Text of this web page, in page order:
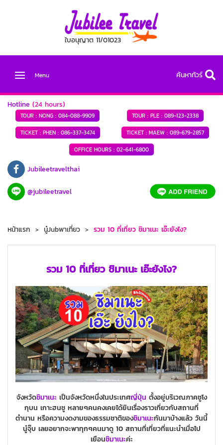
ใบอนุญาต 11/01023
Menu ค้นหาทัวร์
Hotline (24 hours)
TOUR : NONG : 084-088-9909 TOUR : PLE : 089-123-2338
TICKET : PHEN :086-337-3474 TICKET : MAEW : 089-679-2857
OFFICE HOURS : 02-641-6800
Jubileetravelthai
@jubileetravel
หน้าแรก นู๋Jubพาเที่ยว รวม 10 ที่เที่ยว ชิมาเนะ เอ๊ะยังไง?
รวม 10 ที่เที่ยว ชิมาเนะ เอ๊ะยังไง?
จังหวัดชิมาเนะ เป็นจังหวัดหนึ่งในประเทศญี่ปุ่น ตั้งอยู่บริเวณภาคชูโง
กุบน เกาะฮนชู หลายๆคนคงเคยได้ยินเรื่องราวเกี่ยวกับสถานที่
ตำนาน หรือความงดงามของธรรมชาติของชิมาเนะกันมาบ้างแล้ว วันนี้
นู๋จุ๊บ เลยอยากจะพาทุกๆคนมาดู 10 สถานที่เที่ยวที่แนะนำเมื่อไป
เยือนชิมาเนะค่ะ